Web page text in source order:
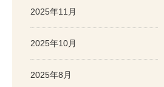
2025年11月
2025年10月
2025年8月